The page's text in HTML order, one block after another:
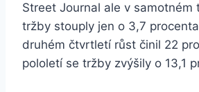
Street Journal ale v
tržby stouply jen o 3,7
druhém čtvrtletí růst činil 22
pololetí se tržby zvýšily o 13,1